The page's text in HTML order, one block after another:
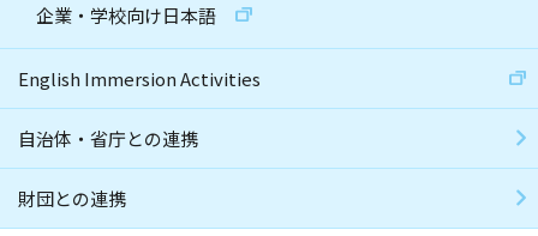
企業・学校向け日本語
English Immersion Activities
自治体・省庁との連携
財団との連携